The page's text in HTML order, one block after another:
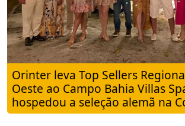
Orinter leva Top Sellers
Oeste ao Campo Bahia Villas
hospedou a seleção alemã na